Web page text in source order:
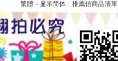
繁體 － 显示简体 ｜ 推薦信商品清單